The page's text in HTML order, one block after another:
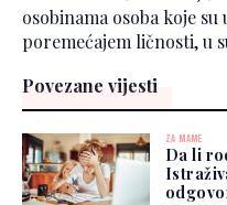
osobinama osoba koje
poremećajem ličnosti, u
Povezane vijesti
ZA MAME
Da li